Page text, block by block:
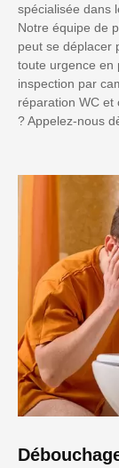
spécialisée dans
Notre équipe de
peut se déplacer
toute urgence en
inspection par
réparation WC et
? Appelez-nous